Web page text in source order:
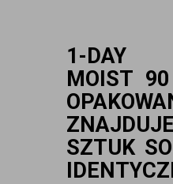
1-DAY
MOIST
SZTUK